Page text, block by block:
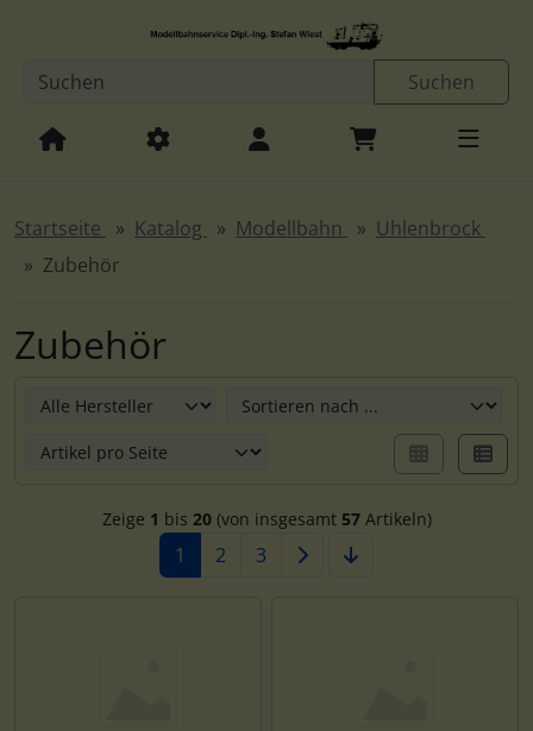
Springe zum Inhalt
Suchen
Startseite Katalog Modellbahn
Uhlenbrock
Zubehör
Zubehör
Zeige 1 bis 20(von insgesamt 57Artikeln)
1 2 3